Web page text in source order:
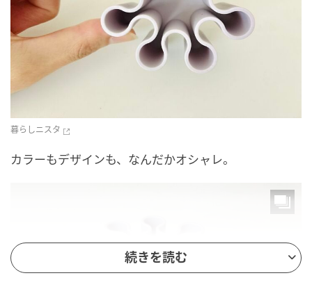
暮らしニスタ
カラーもデザインも、なんだかオシャレ。
続きを読む